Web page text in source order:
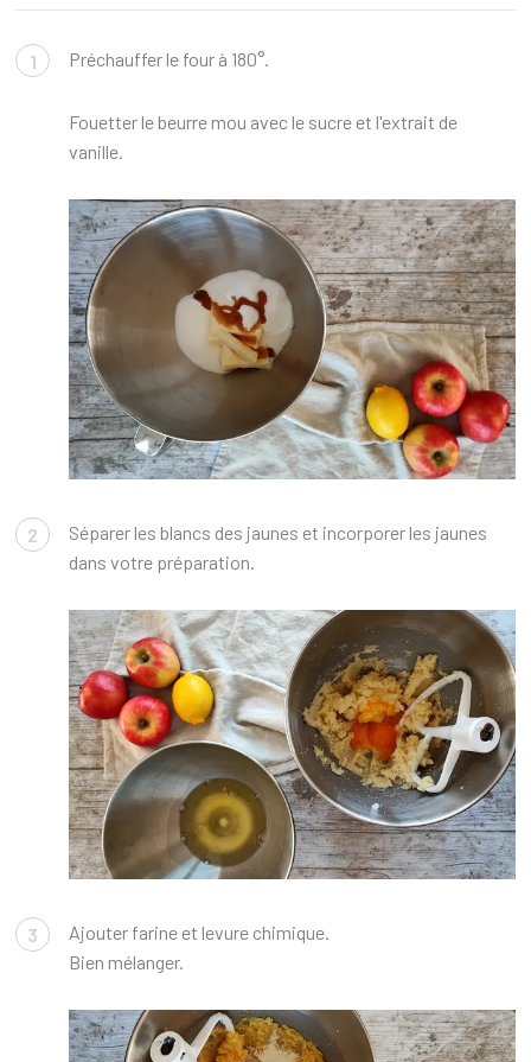
1 Préchauffer le four à 180°.
Fouetter le beurre mou avec le sucre et l'extrait de
vanille.
2
Séparer les blancs des jaunes et incorporer les jaunes
dans votre préparation.
3
Ajouter farine et levure chimique.
Bien mélanger.